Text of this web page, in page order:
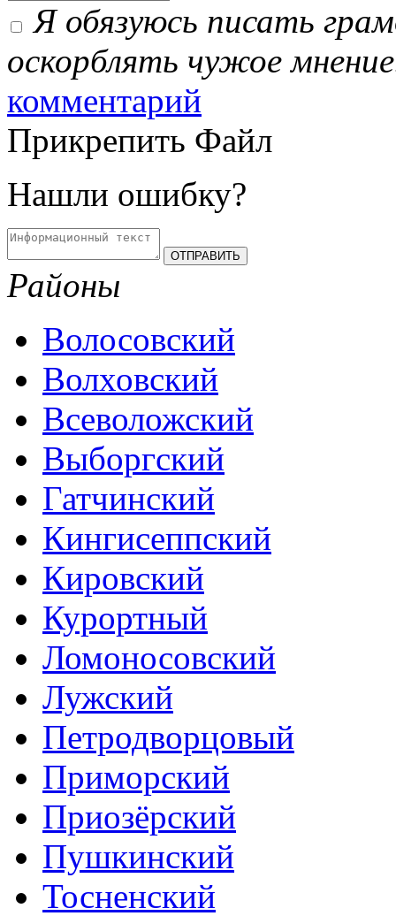
Я обязуюсь писать
оскорблять чужое
комментарий
Прикрепить Файл
Нашли ошибку?
Районы
Волосовский
Волховский
Всеволожский
Выборгский
Гатчинский
Кингисеппский
Кировский
Курортный
Ломоносовский
Лужский
Петродворцовый
Приморский
Приозёрский
Пушкинский
Тосненский